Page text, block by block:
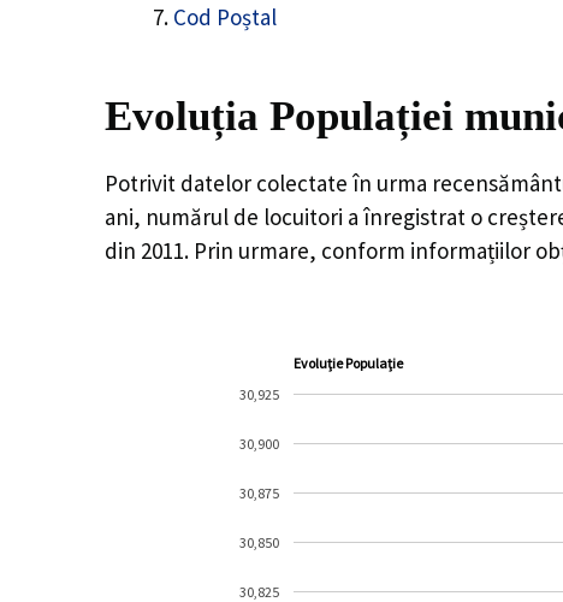
Cod Poștal
Evoluția Populației
Potrivit datelor colectate în urma
ani, numărul de locuitori a înregistrat o
din 2011. Prin urmare, conform informațiilor
Evoluție Populație
30,825
30,850
30,875
30,900
30,925